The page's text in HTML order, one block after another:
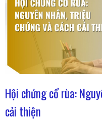
Hội chứng cổ rùa:
cải thiện